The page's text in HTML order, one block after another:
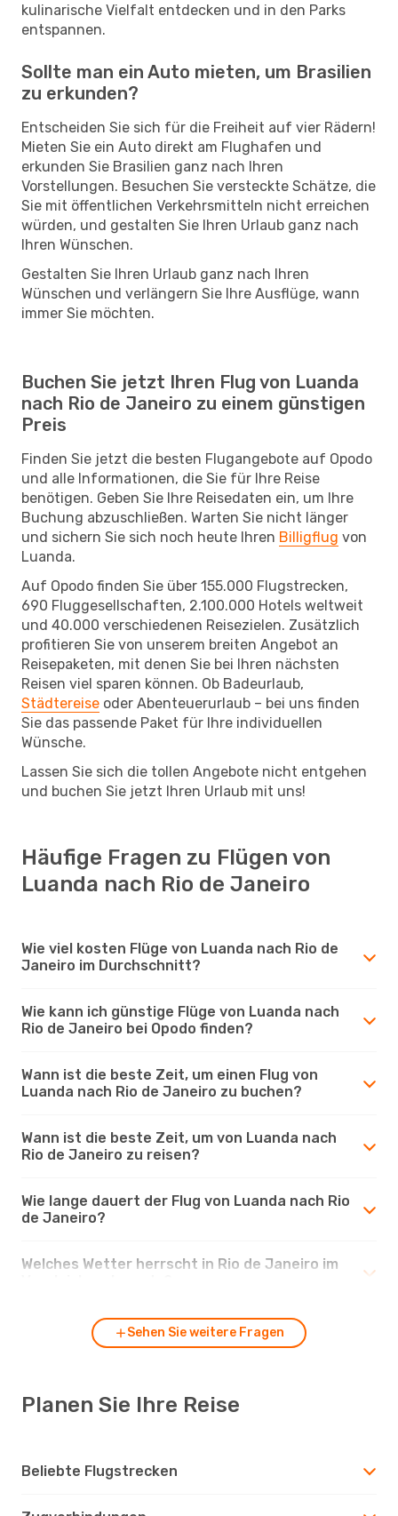
kulinarische Vielfalt entdecken und in den Parks
entspannen.
Sollte man ein Auto mieten, um Brasilien
zu erkunden?
Entscheiden Sie sich für die Freiheit auf vier Rädern!
Mieten Sie ein Auto direkt am Flughafen und
erkunden Sie Brasilien ganz nach Ihren
Vorstellungen. Besuchen Sie versteckte Schätze, die
Sie mit öffentlichen Verkehrsmitteln nicht erreichen
würden, und gestalten Sie Ihren Urlaub ganz nach
Ihren Wünschen.
Gestalten Sie Ihren Urlaub ganz nach Ihren
Wünschen und verlängern Sie Ihre Ausflüge, wann
immer Sie möchten.
Buchen Sie jetzt Ihren Flug von Luanda
nach Rio de Janeiro zu einem günstigen
Preis
Finden Sie jetzt die besten Flugangebote auf Opodo
und alle Informationen, die Sie für Ihre Reise
benötigen. Geben Sie Ihre Reisedaten ein, um Ihre
Buchung abzuschließen. Warten Sie nicht länger
und sichern Sie sich noch heute Ihren Billigflug von
Luanda.
Auf Opodo finden Sie über 155.000 Flugstrecken,
690 Fluggesellschaften, 2.100.000 Hotels weltweit
und 40.000 verschiedenen Reisezielen. Zusätzlich
profitieren Sie von unserem breiten Angebot an
Reisepaketen, mit denen Sie bei Ihren nächsten
Reisen viel sparen können. Ob Badeurlaub,
Städtereise oder Abenteuerurlaub – bei uns finden
Sie das passende Paket für Ihre individuellen
Wünsche.
Lassen Sie sich die tollen Angebote nicht entgehen
und buchen Sie jetzt Ihren Urlaub mit uns!
Häufige Fragen zu Flügen von
Luanda nach Rio de Janeiro
Wie viel kosten Flüge von Luanda nach Rio de
Janeiro im Durchschnitt?
Wie kann ich günstige Flüge von Luanda nach
Rio de Janeiro bei Opodo finden?
Wann ist die beste Zeit, um einen Flug von
Luanda nach Rio de Janeiro zu buchen?
Wann ist die beste Zeit, um von Luanda nach
Rio de Janeiro zu reisen?
Wie lange dauert der Flug von Luanda nach Rio
de Janeiro?
Welches Wetter herrscht in Rio de Janeiro im
Sehen Sie weitere Fragen
Planen Sie Ihre Reise
Beliebte Flugstrecken